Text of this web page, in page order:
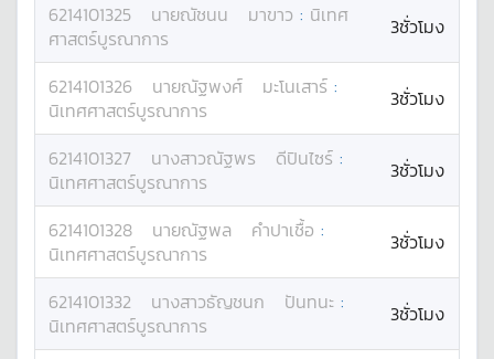
6214101325 นายณัชนน มาขาว : นิเทศ
ศาสตร์บูรณาการ
3ชั่วโมง
6214101326 นายณัฐพงศ์ มะโนเสาร์ :
นิเทศศาสตร์บูรณาการ
3ชั่วโมง
6214101327 นางสาวณัฐพร ดีปินไซร์ :
นิเทศศาสตร์บูรณาการ
3ชั่วโมง
6214101328 นายณัฐพล คำปาเชื้อ :
นิเทศศาสตร์บูรณาการ
3ชั่วโมง
6214101332 นางสาวธัญชนก ปันทนะ :
นิเทศศาสตร์บูรณาการ
3ชั่วโมง